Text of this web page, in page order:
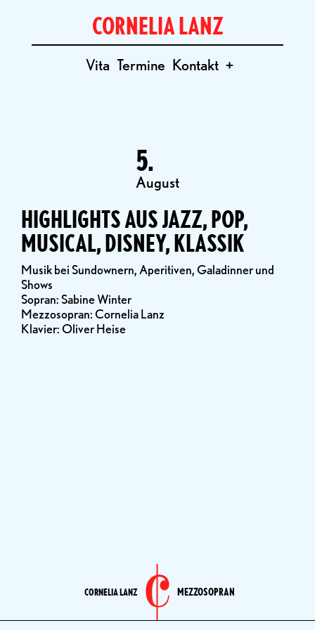
CORNELIA LANZ
Vita Termine Kontakt +
5.
August
HIGHLIGHTS AUS JAZZ, POP,
MUSICAL, DISNEY, KLASSIK
Musik bei Sundownern, Aperitiven, Galadinner und
Shows
Sopran: Sabine Winter
Mezzosopran: Cornelia Lanz
Klavier: Oliver Heise
CORNELIA LANZ MEZZOSOPRAN